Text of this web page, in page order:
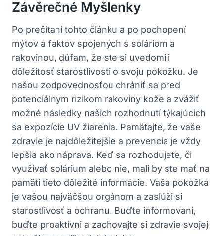
Závěrečné Myšlenky
Po prečítaní tohto článku a po pochopení
mýtov a faktov spojených s soláriom a
rakovinou, dúfam, že ste si uvedomili
dôležitosť starostlivosti o svoju pokožku. Je
našou zodpovednosťou chrániť sa pred
potenciálnym rizikom rakoviny kože a zvážiť
možné následky našich rozhodnutí týkajúcich
sa expozície UV žiarenia. Pamätajte, že vaše
zdravie je najdôležitejšie a prevencia je vždy
lepšia ako náprava. Keď sa rozhodujete, či
využívať solárium alebo nie, mali by ste mať na
pamäti tieto dôležité informácie. Vaša pokožka
je vašou najväčšou orgánom a zaslúži si
starostlivosť a ochranu. Buďte informovaní,
buďte proaktívni a zachovajte si zdravie svojej